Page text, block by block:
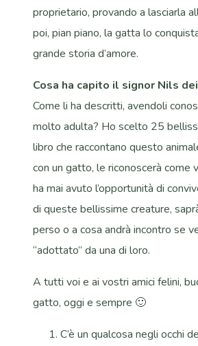
proprietario, provando a lasciarla
poi, pian piano, la gatta lo
grande storia d’amore.
Cosa ha capito il signor Nils
Come li ha descritti, avendoli
molto adulta? Ho scelto 25
libro che raccontano questo
con un gatto, le riconoscerà come
ha mai avuto l’opportunità di
di queste bellissime creature,
perso o a cosa andrà incontro se
“adottato” da una di loro.
A tutti voi e ai vostri amici felini,
gatto, oggi e sempre 🙂
C’è un qualcosa negli occhi